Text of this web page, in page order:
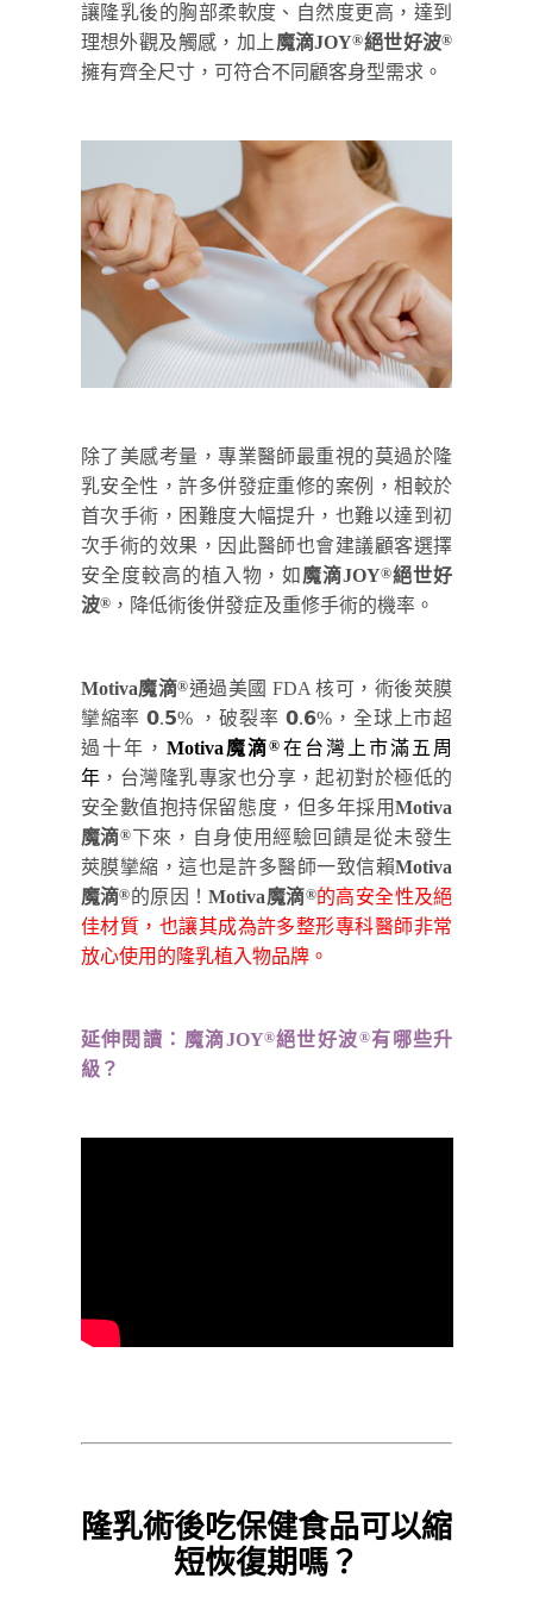
讓隆乳後的胸部柔軟度、自然度更高，達到
理想外觀及觸感，加上 魔滴JOY®絕世好波®
擁有齊全尺寸，可符合不同顧客身型需求。
除了美感考量，專業醫師最重視的莫過於隆
乳安全性，許多併發症重修的案例，相較於
首次手術，困難度大幅提升，也難以達到初
次手術的效果，因此醫師也會建議顧客選擇
安全度較高的植入物，如 魔滴JOY®絕世好
波®，降低術後併發症及重修手術的機率。
Motiva魔滴®通過美國 FDA 核可，術後莢膜
攣縮率 𝟬.𝟱% ，破裂率 𝟬.𝟲%，全球上市超
過十年，Motiva魔滴® 在台灣上市滿五周
年 ，台灣隆乳專家也分享，起初對於極低的
安全數值抱持保留態度，但多年採用Motiva
魔滴®下來，自身使用經驗回饋是從未發生
莢膜攣縮，這也是許多醫師一致信賴Motiva
魔滴®的原因！Motiva魔滴®的高安全性及絕
佳材質，也讓其成為許多整形專科醫師非常
放心使用的隆乳植入物品牌。
延伸閱讀： 魔滴JOY®絕世好波®有哪些升
級？
隆乳術後吃保健食品可以縮
短恢復期嗎？